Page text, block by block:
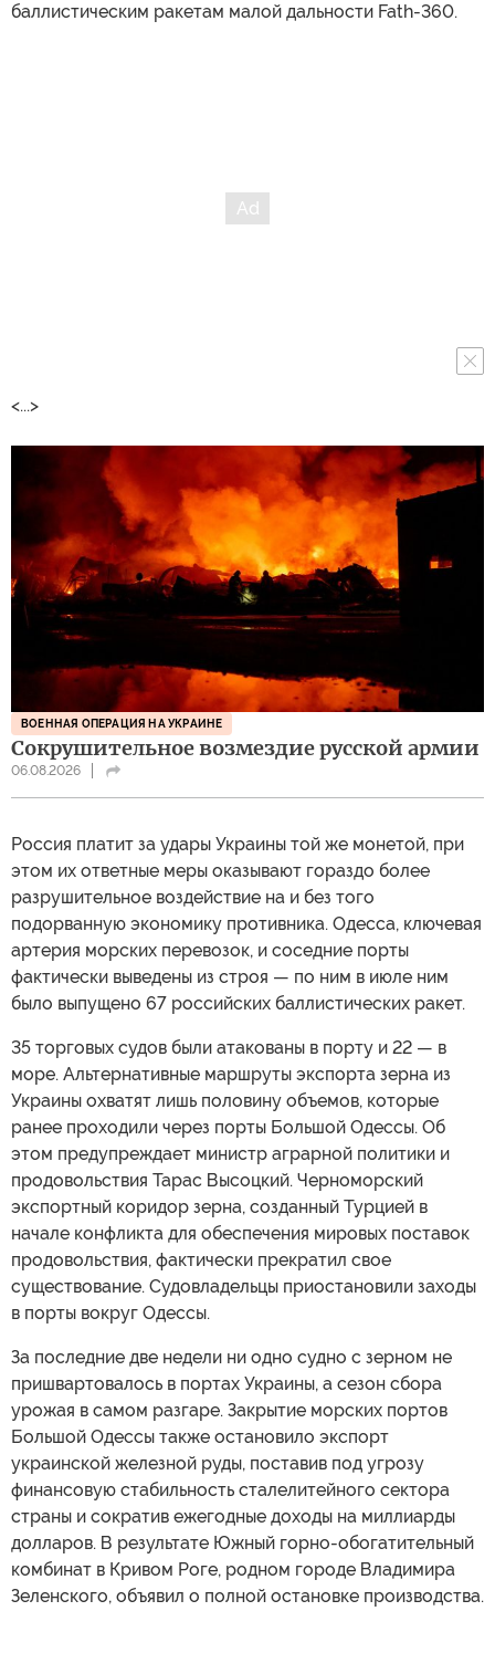
баллистическим ракетам малой дальности Fath-360.
<...>
ВОЕННАЯ ОПЕРАЦИЯ НА УКРАИНЕ
Сокрушительное возмездие русской армии
06.08.2026
Россия платит за удары Украины той же монетой, при
этом их ответные меры оказывают гораздо более
разрушительное воздействие на и без того
подорванную экономику противника. Одесса, ключевая
артерия морских перевозок, и соседние порты
фактически выведены из строя — по ним в июле ним
было выпущено 67 российских баллистических ракет.
35 торговых судов были атакованы в порту и 22 — в
море. Альтернативные маршруты экспорта зерна из
Украины охватят лишь половину объемов, которые
ранее проходили через порты Большой Одессы. Об
этом предупреждает министр аграрной политики и
продовольствия Тарас Высоцкий. Черноморский
экспортный коридор зерна, созданный Турцией в
начале конфликта для обеспечения мировых поставок
продовольствия, фактически прекратил свое
существование. Судовладельцы приостановили заходы
в порты вокруг Одессы.
За последние две недели ни одно судно с зерном не
пришвартовалось в портах Украины, а сезон сбора
урожая в самом разгаре. Закрытие морских портов
Большой Одессы также остановило экспорт
украинской железной руды, поставив под угрозу
финансовую стабильность сталелитейного сектора
страны и сократив ежегодные доходы на миллиарды
долларов. В результате Южный горно-обогатительный
комбинат в Кривом Роге, родном городе Владимира
Зеленского, объявил о полной остановке производства.